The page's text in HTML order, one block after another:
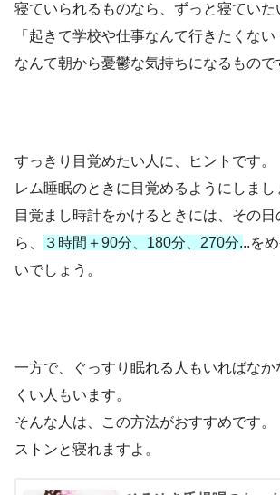
寝ていられるものなら、ずっと寝ていた
「起きて学校や仕事なんて行きたくない
なんて朝から憂鬱な気持ちになるもので
すっきり目覚めたい人に、ヒントです。
レム睡眠のときに目覚めるようにしまし
目覚まし時計をかけるときには、その
ら、
３時間＋90分、180分、270分...を
いでしょう。
一方で、ぐっすり眠れる人もいればなか
くい人もいます。
そんな人は、この方法がおすすめです。
ストンと寝れますよ。